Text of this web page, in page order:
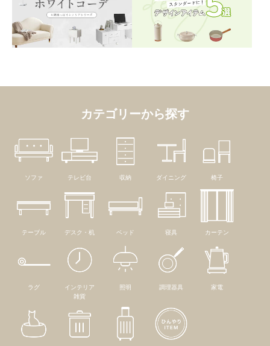
カテゴリーから探す
ソファ テレビ台 収納 ダイニング 椅子
テーブル デスク・机 ベッド 寝具 カーテン
ラグ
インテリア
雑貨
照明 調理器具 家電